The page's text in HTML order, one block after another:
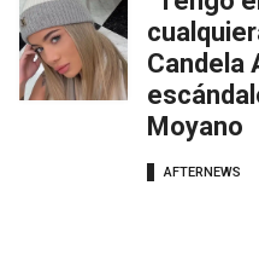
Candela
Moyano
AFTERNEWS